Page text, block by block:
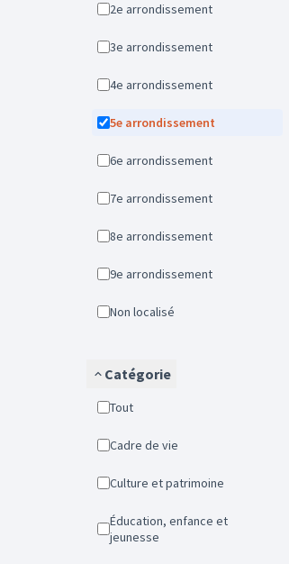
2e arrondissement
3e arrondissement
4e arrondissement
5e arrondissement
6e arrondissement
7e arrondissement
8e arrondissement
9e arrondissement
Non localisé
Catégorie
Tout
Cadre de vie
Culture et patrimoine
Éducation, enfance et
jeunesse